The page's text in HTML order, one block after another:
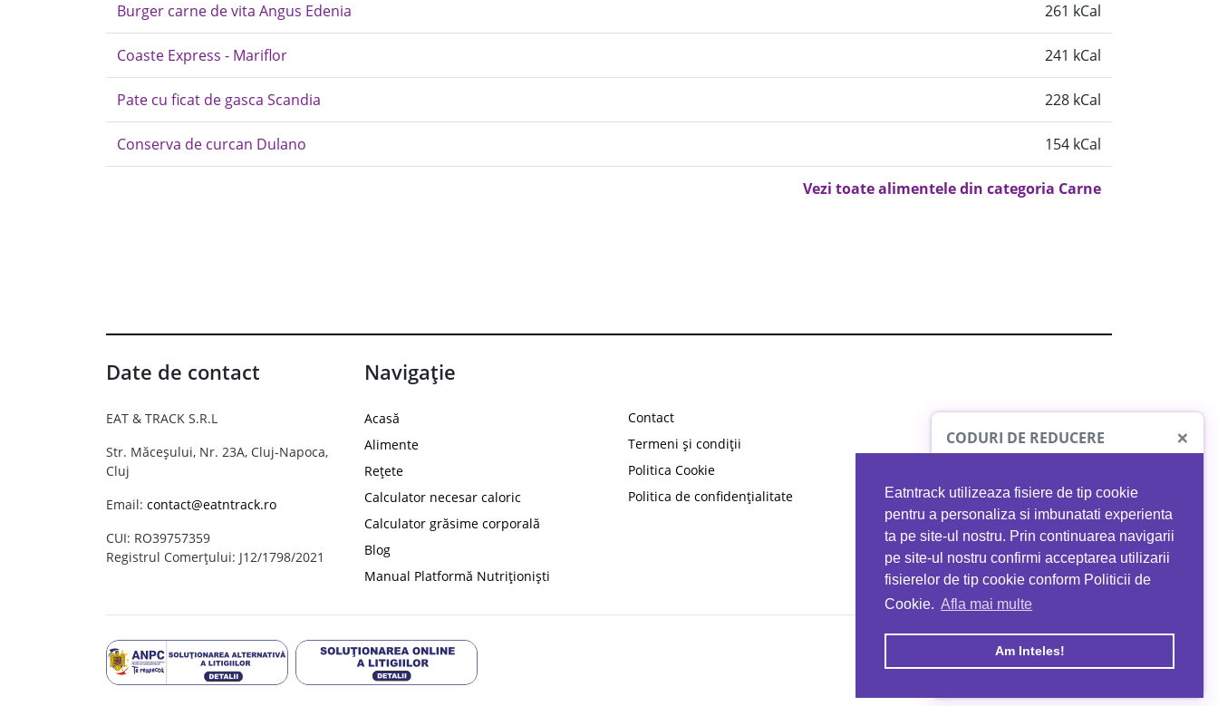
Eatntrack utilizeaza fisiere de tip cookie
pentru a personaliza si imbunatati experienta
ta pe site-ul nostru. Prin continuarea navigarii
pe site-ul nostru confirmi acceptarea utilizarii
fisierelor de tip cookie conform Politicii de
Cookie. Afla mai multe
Am Inteles!
Burger carne de vita Angus Edenia 261 kCal
Coaste Express - Mariflor 241 kCal
Pate cu ficat de gasca Scandia 228 kCal
Conserva de curcan Dulano 154 kCal
Vezi toate alimentele din categoria Carne
Date de contact
EAT & TRACK S.R.L
Str. Măceșului, Nr. 23A, Cluj-Napoca,
Cluj
Email: contact@eatntrack.ro
CUI: RO39757359
Registrul Comerțului: J12/1798/2021
Navigație
Acasă
Alimente
Rețete
Calculator necesar caloric
Calculator grăsime corporală
Blog
Manual Platformă Nutriționiști
Contact
Termeni și condiții
Politica Cookie
Politica de confidențialitate
CODURI DE REDUCERE ×
PROTO41
reducere la orice comandă
EATNTRACK
MYPROTEIN
Ai40%reducere la orice comandă
folosind codul EATTRACK